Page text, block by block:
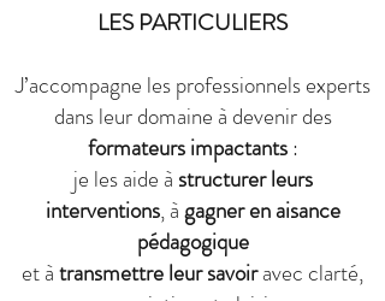
LES PARTICULIERS
J’accompagne les professionnels experts
dans leur domaine à devenir des
formateurs impactants:
je les aide à structurer leurs
interventions, àgagner en aisance
pédagogique
et àtransmettre leur savoiravec clarté,